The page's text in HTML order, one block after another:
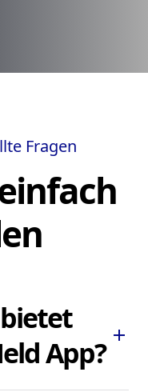
Fragen
App? add